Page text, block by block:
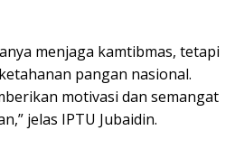
menjaga kamtibmas, tetapi
pangan nasional.
motivasi dan semangat
jelas IPTU Jubaidin.